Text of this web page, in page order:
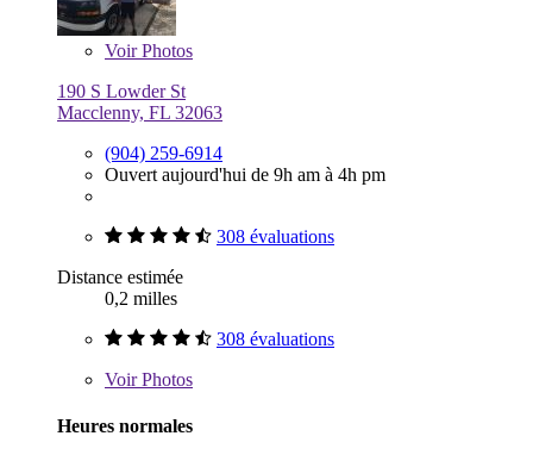
VoirPhotos
190 S Lowder St
Macclenny, FL 32063
(904) 259-6914
Ouvert aujourd'hui de 9h am à 4h pm
308 évaluations
Distance estimée
0,2 milles
308 évaluations
VoirPhotos
Heures normales